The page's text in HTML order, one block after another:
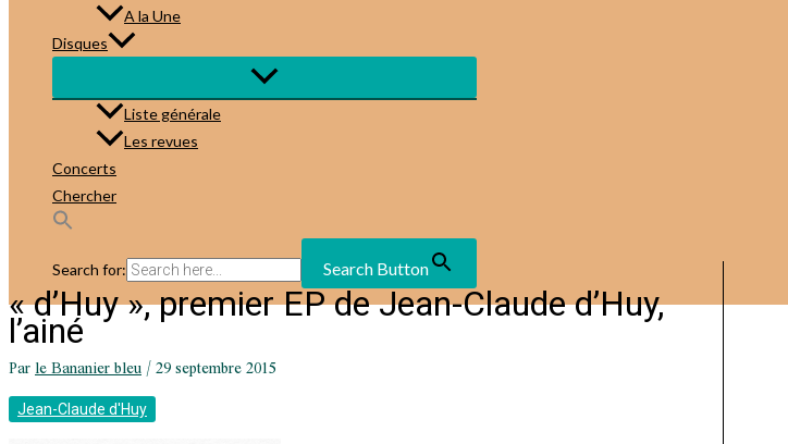
A la Une
Disques
Liste générale
Les revues
Concerts
Chercher
Search for: Search Button
« d’Huy », premier EP de Jean-Claude d’Huy,
l’ainé
Parle Bananier bleu/29 septembre 2015
Jean-Claude d'Huy